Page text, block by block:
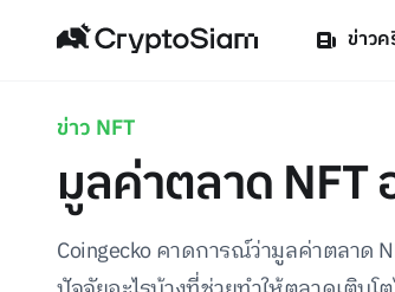
ข่าวค
ข่าว NFT
มูลค่าตลาด NFT
Coingecko คาดการณ์ว่ามูลค่าตลาด